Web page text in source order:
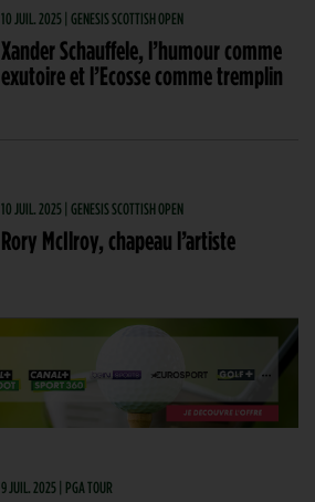
10 JUIL. 2025 | GENESIS SCOTTISH OPEN
Xander Schauffele, l’humour comme
exutoire et l’Ecosse comme tremplin
10 JUIL. 2025 | GENESIS SCOTTISH OPEN
Rory McIlroy, chapeau l’artiste
9 JUIL. 2025 | PGA TOUR